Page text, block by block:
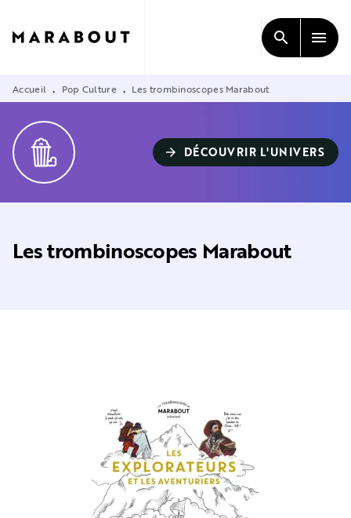
CONTENU
search menu
Accueil • Pop Culture • Les trombinoscopes Marabout
arrow_forward DÉCOUVRIR L'UNIVERS
Les trombinoscopes Marabout